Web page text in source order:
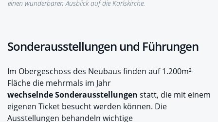
einen wunderbaren Ausblick auf die Karlskirche.
Sonderausstellungen und Führungen
Im Obergeschoss des Neubaus finden auf 1.200m²
Fläche die mehrmals im Jahr
wechselnde Sonderausstellungen statt, die mit einem
eigenen Ticket besucht werden können. Die
Ausstellungen behandeln wichtige